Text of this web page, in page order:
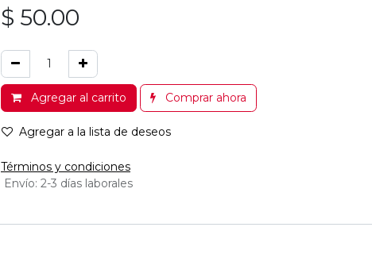
$ 50.00
Agregar al carrito Comprar ahora
Agregar a la lista de deseos
Términos y condiciones
Envío: 2-3 días laborales